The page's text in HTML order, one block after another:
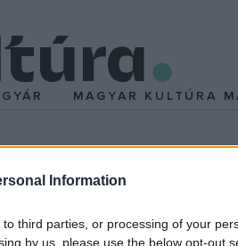
Information
third parties, or processing of your
by us, please use the below opt-out
MAGYAR KULTÚRA
MŰVÉSZET